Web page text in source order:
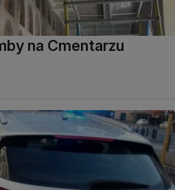
na Cmentarzu